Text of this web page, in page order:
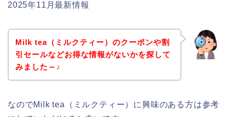
2025年11月最新情報
Milk tea（ミルクティー）のクーポンや割
引セールなどお得な情報がないかを探して
みました～♪
なのでMilk tea（ミルクティー）に興味のある方は参考